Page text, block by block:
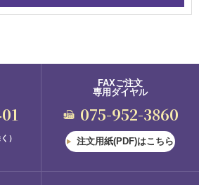
）
FAXご注文
専用ダイヤル
075-952-3860
注文用紙(PDF)はこちら